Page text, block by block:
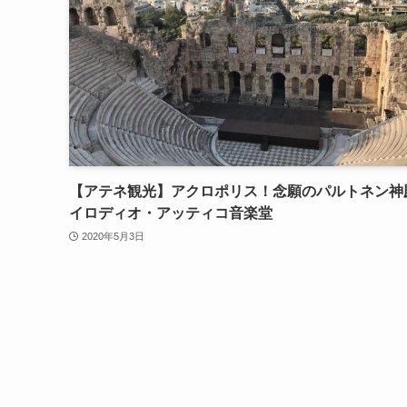
【アテネ観光】アクロポリス！念願のパルトネン神
イロディオ・アッティコ音楽堂
2020年5月3日